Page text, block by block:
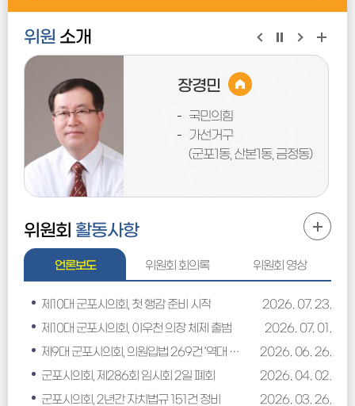
위원 소개
장경민
국민의힘
가선거구
(군포1동, 산본1동, 금정동)
위원회 활동사항
언론보도
제10대 군포시의회, 첫 행감 준비 시작
2026. 07. 23.
제10대 군포시의회, 이우천 의장 체제 출범
2026. 07. 01.
제9대 군포시의회, 의원입법 269건 ‘역대 최다’
2026. 06. 26.
군포시의회, 제286회 임시회 2일 폐회
2026. 04. 02.
군포시의회, 2년간 자치법규 151건 정비
2026. 03. 26.
위원회 회의록 위원회 영상